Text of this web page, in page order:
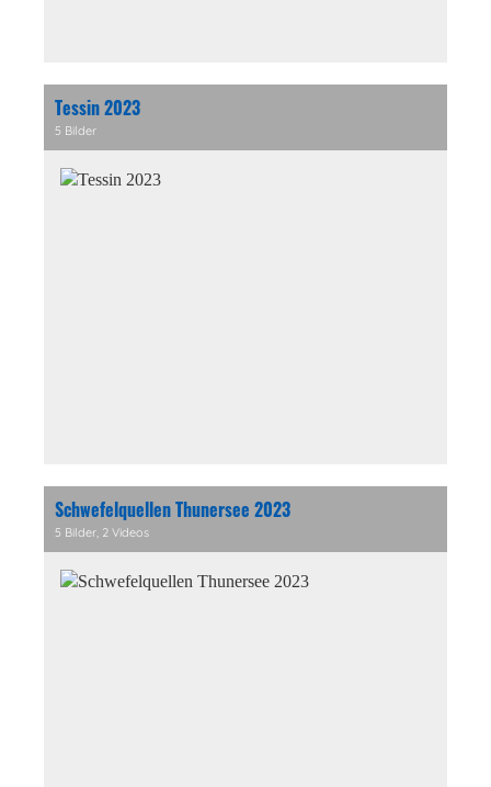
Tessin 2023
5 Bilder
Schwefelquellen Thunersee 2023
5 Bilder, 2 Videos